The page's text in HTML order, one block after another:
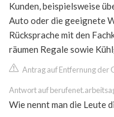
Kunden, beispielsweise
Auto oder die geeignete
Rücksprache mit den
räumen Regale sowie
Antrag auf Entfernung der
Antwort auf
Wie nennt man die Leute